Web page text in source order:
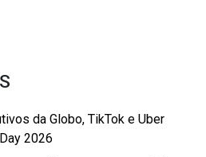
da Globo, TikTok e Uber
2026